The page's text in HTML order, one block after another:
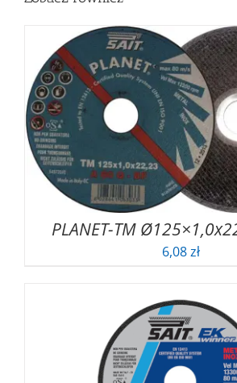
PLANET-TM
6,08zł